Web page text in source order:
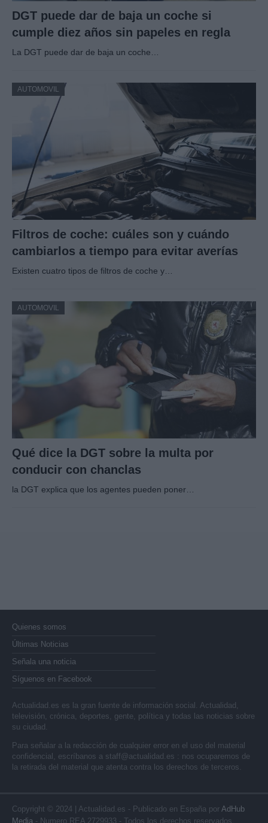
DGT puede dar de baja un coche si
cumple diez años sin papeles en regla
La DGT puede dar de baja un coche…
AUTOMOVIL
Filtros de coche: cuáles son y cuándo
cambiarlos a tiempo para evitar averías
Existen cuatro tipos de filtros de coche y…
AUTOMOVIL
Qué dice la DGT sobre la multa por
conducir con chanclas
la DGT explica que los agentes pueden poner…
Quienes somos
Últimas Noticias
Señala una noticia
Síguenos en Facebook
Actualidad.es es la gran fuente de información social. Actualidad,
televisión, crónica, deportes, gente, política y todas las noticias sobre
su ciudad.
Para señalar a la redacción de cualquier error en el uso del material
confidencial, escríbanos a staff@actualidad.es : nos ocuparemos de
la retirada del material que atenta contra los derechos de terceros.
Copyright © 2024 | Actualidad.es - Publicado en España por AdHub
Media - Numero REA 2729933 - Todos los derechos reservados.